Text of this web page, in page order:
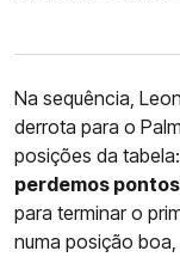
Na sequência,
derrota para o
posições da
perdemos
para terminar o
numa posição